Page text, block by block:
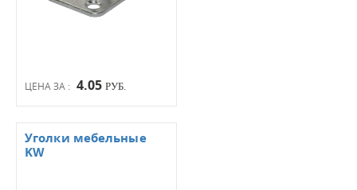
ЦЕНА ЗА : 4.05 РУБ.
Уголки мебельные
KW